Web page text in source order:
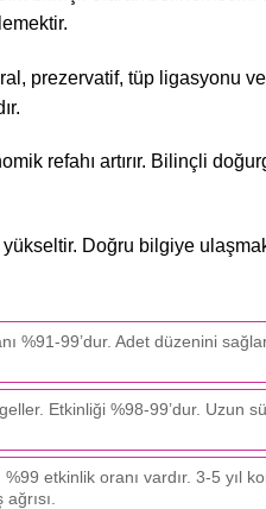
prezervatif, tüp ligasyonu
refahı artırır. Bilinçli
yükseltir. Doğru bilgiye
%91-99’dur. Adet düzenini
Etkinliği %98-99’dur. Uzun
etkinlik oranı vardır. 3-5 yıl